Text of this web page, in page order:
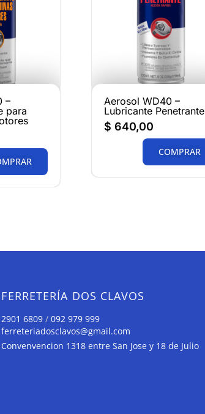
–
para
Aerosol WD40 –
Lubricante Penetrante
$ 640,00
COMPRAR
FERRETERÍA DOS CLAVOS
2901 6809 /092 979 999
ferreteriadosclavos@gmail.com
Convenvencion 1318 entre San Jose y 18 de Julio